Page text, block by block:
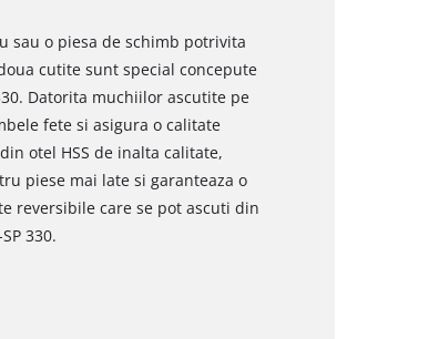
sau o piesa de schimb potrivita
cutite sunt special concepute
Datorita muchiilor ascutite pe
fete si asigura o calitate
otel HSS de inalta calitate,
piese mai late si garanteaza o
reversibile care se pot ascuti din
330.